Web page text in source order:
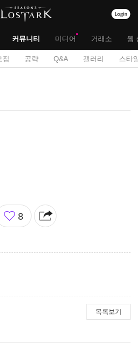
대
메
커뮤니티 미디어 거래소 웹
서
집 공략 Q&A 갤러리 스타
8
목록보기